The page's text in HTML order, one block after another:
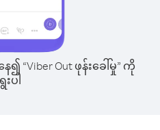
၍ “Viber Out ဖုန်းခေါ်မှု” ကို
းပါ